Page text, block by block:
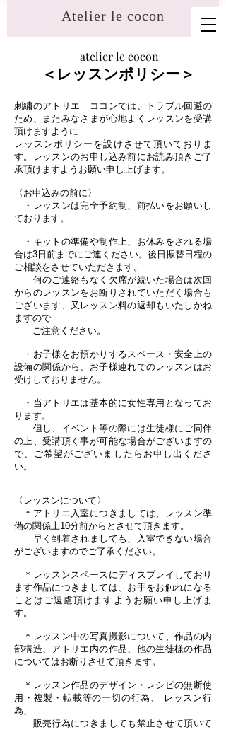
​Atelier le cocon
atelier le cocon
＜レッスンポリシー＞
刺繍のアトリエ ココンでは、トラブル回避の
ため、またみなさまが心地よくレッスンを受講
頂けますように
レッスンポリシーを設けさせて頂いておりま
す。レッスンのお申し込み前にお読み頂きご了
承頂けますようお願い申し上げます。
〈お申込みの前に〉
・レッスンは完全予約制、前払いをお願いし
ております。
・キットの準備や制作上、お休みをされる場
合は3日前までにご連ください。後日振替日程の
ご相談をさせていただきます。
何のご連絡もなく欠席が続いた場合は次回
からのレッスンをお断りされていただく場合も
ございます、又レッスン料の返却もいたしかね
ますので
​ ご注意ください。
・お子様をお預かりするスペース・安全上の
設備の関係から、お子様連れでのレッスンはお
受けしておりません。
・当アトリエは基本的に女性専用となってお
ります。
但し、イベント等の際には生徒様にご同伴
の上、受講頂く事が可能な場合がございますの
で、ご希望がございましたらお申し出くださ
い。
〈レッスンについて〉
＊アトリエ入室につきましては、レッスン準
備の関係上10分前からとさせて頂きます。
早く到着されましても、入室できない場合
がございますのでご了承ください。
＊レッスンスペースにディスプレイしており
ます作品につきましては、お手をお触れになる
ことはご遠慮頂けますようお願い申し上げま
す。
＊レッスン中の写真撮影について、作品の内
部構造、アトリエ内の作品、他の生徒様の作品
についてはお断りさせて頂きます。
＊レッスン作品のデザイン・レシピの無断使
用・複製・転載等の一切の行為、 レッスン行
為、
販売行為につきましても禁止させて頂いて